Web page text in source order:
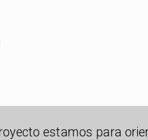
estamos para